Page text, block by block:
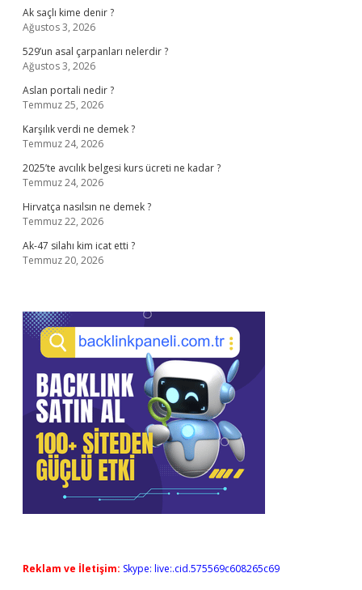
Ak saçlı kime denir ?
Ağustos 3, 2026
529’un asal çarpanları nelerdir ?
Ağustos 3, 2026
Aslan portali nedir ?
Temmuz 25, 2026
Karşılık verdi ne demek ?
Temmuz 24, 2026
2025’te avcılık belgesi kurs ücreti ne kadar ?
Temmuz 24, 2026
Hirvatça nasılsın ne demek ?
Temmuz 22, 2026
Ak-47 silahı kim icat etti ?
Temmuz 20, 2026
Reklam ve İletişim: Skype: live:.cid.575569c608265c69